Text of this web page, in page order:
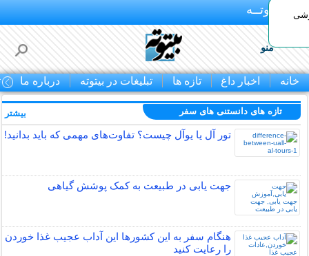
بـیتوتــه
منو
خانه اخبار داغ تازه ها تبلیغات در بیتوته درباره ما
تازه های دانستنی های سفر
تور آل یا یوآل چیست؟ تفاوت‌های مهمی که باید بدانید!
جهت یابی در طبیعت به کمک پوشش گیاهی
هنگام سفر به این کشورها این آداب عجیب غذا خوردن
را رعایت کنید
بیشتر